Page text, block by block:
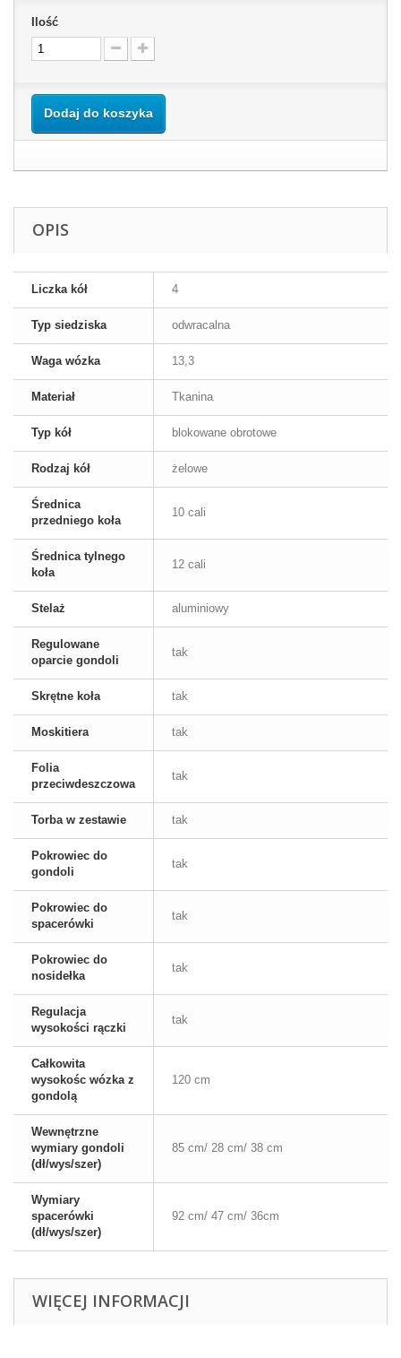
Ilość
Dodaj do koszyka
OPIS
Liczka kół 4
Typ siedziska odwracalna
Waga wózka 13,3
Materiał Tkanina
Typ kół blokowane obrotowe
Rodzaj kół żelowe
Średnica
przedniego koła
10 cali
Średnica tylnego
koła
12 cali
Stelaż aluminiowy
Regulowane
oparcie gondoli
tak
Skrętne koła tak
Moskitiera tak
Folia
przeciwdeszczowa
tak
Torba w zestawie tak
Pokrowiec do
gondoli
tak
Pokrowiec do
spacerówki
tak
Pokrowiec do
nosidełka
tak
Regulacja
wysokości rączki
tak
Całkowita
wysokośc wózka z
gondolą
120 cm
Wewnętrzne
wymiary gondoli
(dł/wys/szer)
85 cm/ 28 cm/ 38 cm
Wymiary
spacerówki
(dł/wys/szer)
92 cm/ 47 cm/ 36cm
WIĘCEJ INFORMACJI